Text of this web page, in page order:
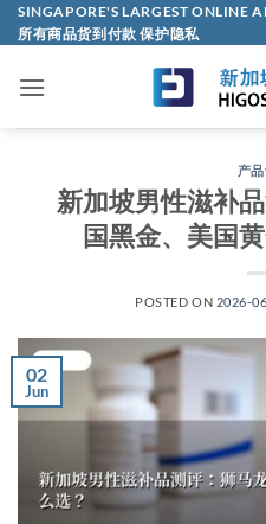
Skip
to
SINGAPORE'S LARGEST ONLINE
所有商品货到付款 保护隐私
产
新加坡男性滋补
国黑金、美国
POSTED ON 2026-
02
Jun